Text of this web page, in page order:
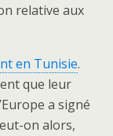
relative aux
en Tunisie.
que leur
a signé
on alors,